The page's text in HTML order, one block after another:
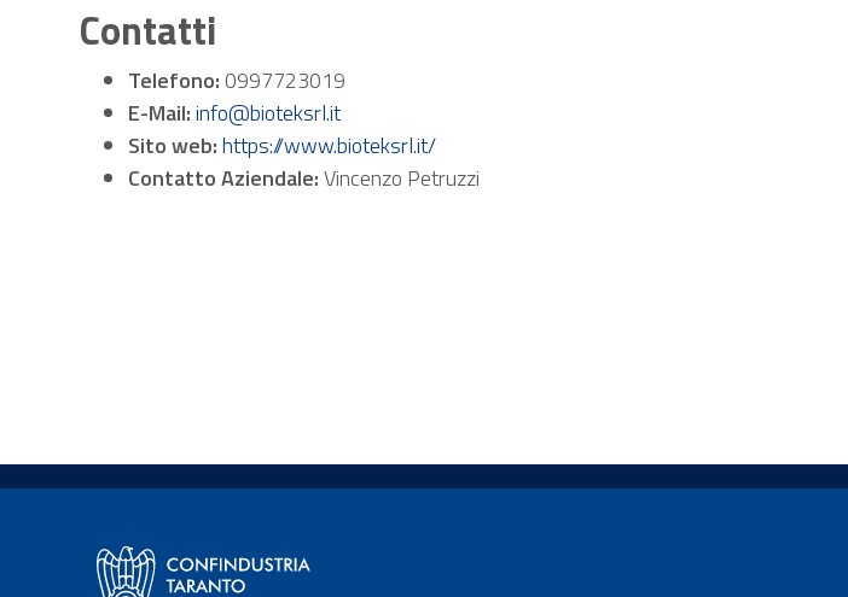
Contatti
Telefono: 0997723019
E-Mail:info@bioteksrl.it
Sito web:https://www.bioteksrl.it/
Contatto Aziendale:Vincenzo Petruzzi